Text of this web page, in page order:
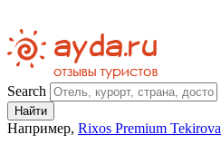
Search
Найти
Например, Rixos Premium Tekirova